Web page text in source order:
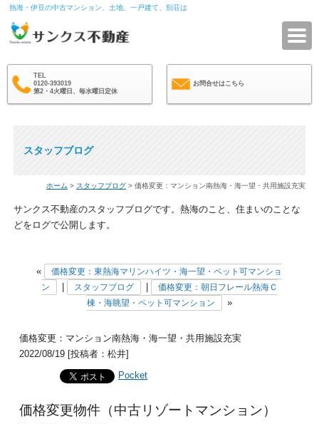
熱海・伊豆の中古マンション、土地、一戸建て、別荘は
TEL
0120-393019
第2・4火曜日、毎水曜日定休
お問合せはこちら
スタッフブログ
ホーム > スタッフブログ > 価格変更：マンション南熱海・海一望・共用施設充実
サンクス不動産のスタッフブログです。熱海のこと、住まいのことな
どをログで公開します。
«
価格変更：東熱海マリンハイツ・海一望・ペット可マンショ
ン
スタッフブログ
価格変更：朝日フレール熱海Ｃ
棟・海眺望・ペット可マンション
»
価格変更：マンション南熱海・海一望・共用施設充実
2022/08/19 [投稿者：松井]
Pocket
価格変更物件（中古リゾートマンション）